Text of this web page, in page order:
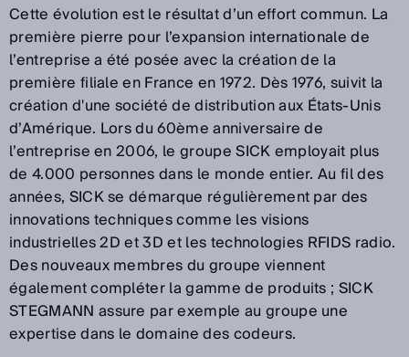
Cette évolution est le résultat d’un effort commun. La
première pierre pour l’expansion internationale de
l’entreprise a été posée avec la création de la
première filiale en France en 1972. Dès 1976, suivit la
création d'une société de distribution aux États-Unis
d’Amérique. Lors du 60ème anniversaire de
l’entreprise en 2006, le groupe SICK employait plus
de 4.000 personnes dans le monde entier. Au fil des
années, SICK se démarque régulièrement par des
innovations techniques comme les visions
industrielles 2D et 3D et les technologies RFIDS radio.
Des nouveaux membres du groupe viennent
également compléter la gamme de produits ; SICK
STEGMANN assure par exemple au groupe une
expertise dans le domaine des codeurs.